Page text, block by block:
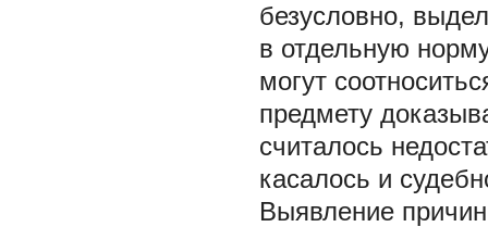
безусловно,
в отдельную
могут
предмету
считалось
касалось и
Выявление